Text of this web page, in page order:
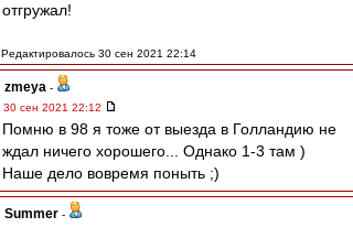
отгружал!
Редактировалось 30 сен 2021 22:14
zmeya -
30 сен 2021 22:12
Помню в 98 я тоже от выезда в Голландию не
ждал ничего хорошего... Однако 1-3 там )
Наше дело вовремя поныть ;)
Summer -